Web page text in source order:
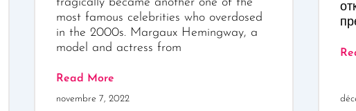
most famous celebrities who overdosed
in the 2000s. Margaux Hemingway, a
model and actress from
Read More
novembre 7, 2022